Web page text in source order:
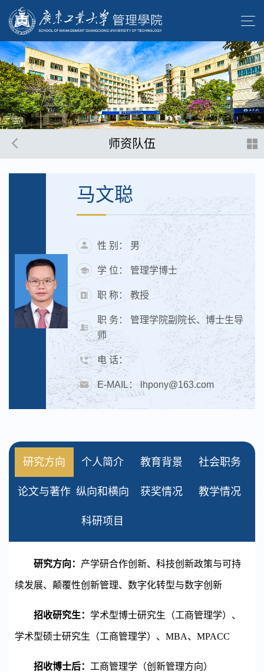
师资队伍
马文聪
性 别： 男
学 位： 管理学博士
职 称： 教授
职 务： 管理学院副院长、博士生导
师
电 话：
E-MAIL： lhpony@163.com
研究方向 个人简介 教育背景 社会职务
论文与著作 纵向和横向
科研项目
获奖情况 教学情况
研究方向： 产学研合作创新、科技创新政策与可持
续发展、颠覆性创新管理、数字化转型与数字创新
招收研究生： 学术型博士研究生 （工商管理学） 、
学术型硕士研究生（工商管理学）、MBA、MPACC
招收博士后： 工商管理学（创新管理方向）